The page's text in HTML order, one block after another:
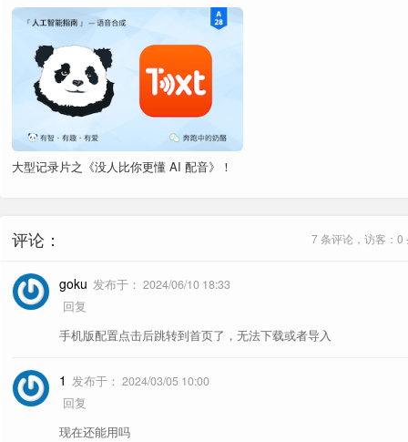
大型记录片之《没人比你更懂 AI 配音》！
评论： 7 条评论，访客：0
goku 发布于： 2024/06/10 18:33
回复
手机版配置点击后跳转到首页了，无法下载或者导入
1 发布于： 2024/03/05 10:00
回复
现在还能用吗